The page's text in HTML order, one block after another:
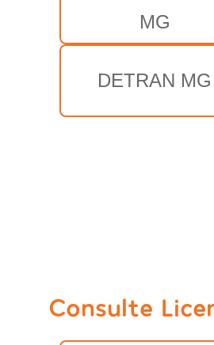
MG
DETRAN MG
Consulte